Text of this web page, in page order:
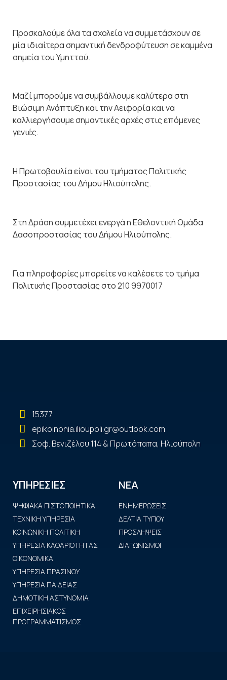
Προσκαλούμε όλα τα σχολεία να συμμετάσχουν σε
μία ιδιαίτερα σημαντική δενδροφύτευση σε καμμένα
σημεία του Υμηττού.
Μαζί μπορούμε να συμβάλλουμε καλύτερα στη
Βιώσιμη Ανάπτυξη και την Αειφορία και να
καλλιεργήσουμε σημαντικές αρχές στις επόμενες
γενιές.
Η Πρωτοβουλία είναι του τμήματος Πολιτικής
Προστασίας του Δήμου Ηλιούπολης.
Στη Δράση συμμετέχει ενεργά η Εθελοντική Ομάδα
Δασοπροστασίας του Δήμου Ηλιούπολης.
Για πληροφορίες μπορείτε να καλέσετε το τμήμα
Πολιτικής Προστασίας στο 210 9970017
15377
epikoinonia.ilioupoli.gr@outlook.com
Σοφ. Βενιζέλου 114 & Πρωτόπαπα, Ηλιούπολη
ΥΠΗΡΕΣΙΕΣ
ΨΗΦΙΑΚΑ ΠΙΣΤΟΠΟΙΗΤΙΚΑ
ΤΕΧΝΙΚΗ ΥΠΗΡΕΣΙΑ
ΚΟΙΝΩΝΙΚΗ ΠΟΛΙΤΙΚΗ
ΥΠΗΡΕΣΙΑ ΚΑΘΑΡΙΟΤΗΤΑΣ
ΟΙΚΟΝΟΜΙΚΑ
ΥΠΗΡΕΣΙΑ ΠΡΑΣΙΝΟΥ
ΥΠΗΡΕΣΙΑ ΠΑΙΔΕΙΑΣ
ΔΗΜΟΤΙΚΗ ΑΣΤΥΝΟΜΙΑ
ΕΠΙΧΕΙΡΗΣΙΑΚΟΣ
ΠΡΟΓΡΑΜΜΑΤΙΣΜΟΣ
ΝΕΑ
ΕΝΗΜΕΡΩΣΕΙΣ
ΔΕΛΤΙΑ ΤΥΠΟΥ
ΠΡΟΣΛΗΨΕΙΣ
ΔΙΑΓΩΝΙΣΜΟΙ